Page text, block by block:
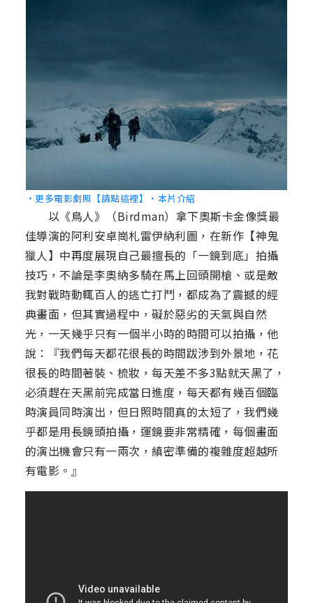
‧更多電影劇照【請點這裡】 ‧本片介紹
以《鳥人》（Birdman）拿下奧斯卡金像獎最
佳導演的阿利安卓崗札雷伊納利圖，在新作【神鬼
獵人】中再度展現自己最擅長的「一鏡到底」拍攝
技巧，不論是李奧納多騎在馬上回頭開槍、或是敵
我對戰時動輒百人的逃亡打鬥，都成為了震撼的經
典畫面，但其實過程中，礙於惡劣的天氣與自然
光，一天幾乎只有一個半小時的時間可以拍攝，他
說：『我們每天都花很長的時間跋涉到外景地，花
很長的時間著裝、梳妝，每天差不多3點就天黑了，
必須趕在天黑前完成當日進度，每天都有幾百個臨
時演員同時演出，但日照時間真的太短了，我們幾
乎都是用長鏡頭拍攝，運鏡要非常精確，每個畫面
的演出機會只有一兩次，縝密準備的複雜度超越所
有電影。』